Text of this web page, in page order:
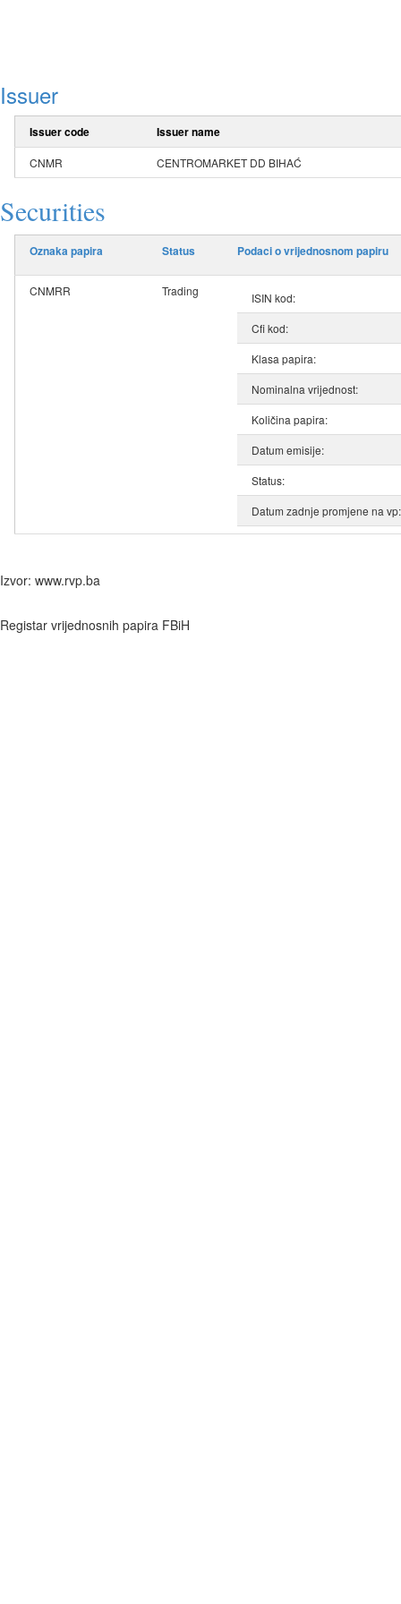
Issuer
Issuer code Issuer name
CNMR CENTROMARKET DD BIHAĆ
Securities
Oznaka papira Status Podaci o vrijednosnom papiru
CNMRR Trading
ISIN kod:
Cfi kod:
Klasa papira:
Nominalna vrijednost:
Količina papira:
Datum emisije:
Status:
Datum zadnje promjene na vp:
Izvor: www.rvp.ba
Registar vrijednosnih papira FBiH